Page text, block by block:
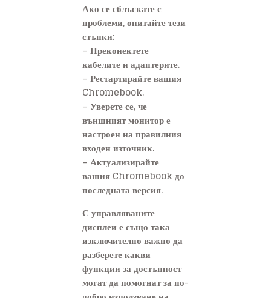
Ако се сблъскате с
проблеми, опитайте тези
стъпки:
– Преконектете
кабелите и адаптерите.
– Рестартирайте вашия
Chromebook.
– Уверете се, че
външният монитор е
настроен на правилния
входен източник.
– Актуализирайте
вашия Chromebook до
последната версия.
С управляваните
дисплеи е също така
изключително важно да
разберете какви
функции за достъпност
могат да помогнат за по-